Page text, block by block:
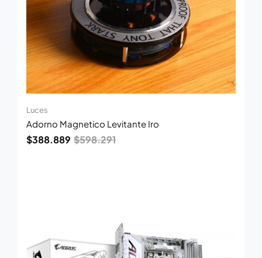
Luces
Adorno Magnetico Levitante Iro
$598.291
$388.889